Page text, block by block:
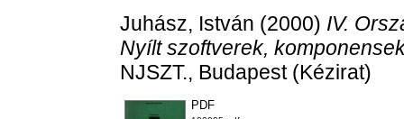
Juhász, István (2000) IV.
Nyílt szoftverek,
NJSZT., Budapest (Kézirat)
PDF